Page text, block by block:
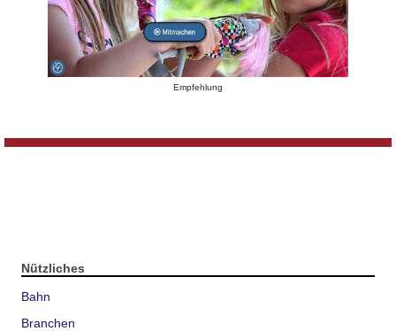
Empfehlung
Nützliches
Bahn
Branchen